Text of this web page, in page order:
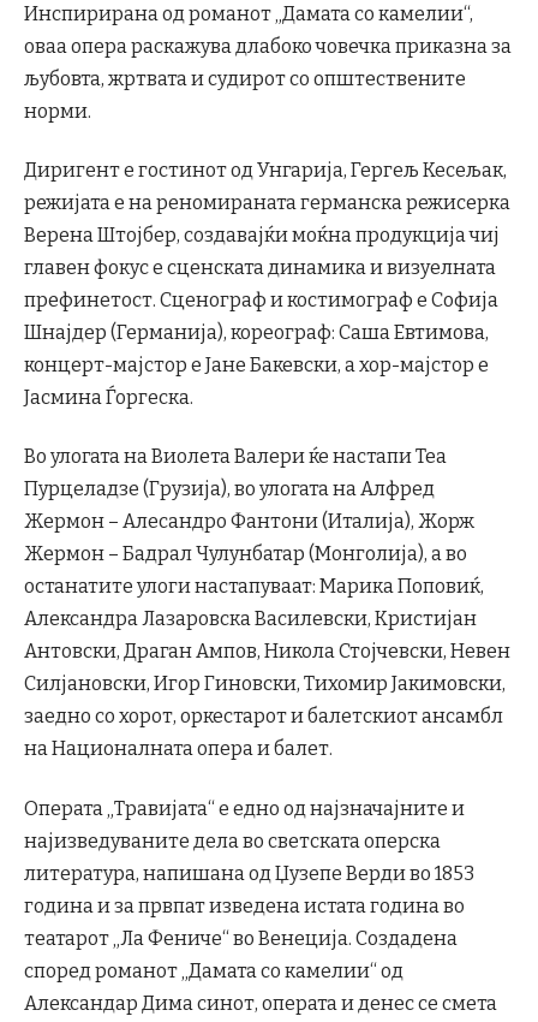
Инспирирана од романот „Дамата со камелии“,
оваа опера раскажува длабоко човечка приказна за
љубовта, жртвата и судирот со општествените
норми.
Диригент е гостинот од Унгарија, Гергељ Кесељак,
режијата е на реномираната германска режисерка
Верена Штојбер, создавајќи моќна продукција чиј
главен фокус е сценската динамика и визуелната
префинетост. Сценограф и костимограф е Софија
Шнајдер (Германија), кореограф: Саша Евтимова,
концерт-мајстор е Јане Бакевски, а хор-мајстор е
Јасмина Ѓоргеска.
Во улогата на Виолета Валери ќе настапи Теа
Пурцеладзе (Грузија), во улогата на Алфред
Жермон – Алесандро Фантони (Италија), Жорж
Жермон – Бадрал Чулунбатар (Монголија), а во
останатите улоги настапуваат: Марика Поповиќ,
Александра Лазарoвска Василевски, Кристијан
Антовски, Драган Ампов, Никола Стојчевски, Невен
Силјановски, Игор Гиновски, Тихомир Јакимовски,
заедно со хорот, оркестарот и балетскиот ансамбл
на Националната опера и балет.
Операта „Травијата“ е едно од најзначајните и
најизведуваните дела во светската оперска
литература, напишана од Џузепе Верди во 1853
година и за првпат изведена истата година во
театарот „Ла Фениче“ во Венеција. Создадена
според романот „Дамата со камелии“ од
Александар Дима синот, операта и денес се смета